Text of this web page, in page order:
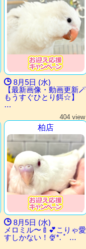
8月5日 (水)
【最新画像・動画更新🪄
もうすぐひとり餌‪☆】
…
404 view
柏店
8月5日 (水)
メロミル〜🍼💕こりゃ愛
すしかない！🍨*. ﾟ …